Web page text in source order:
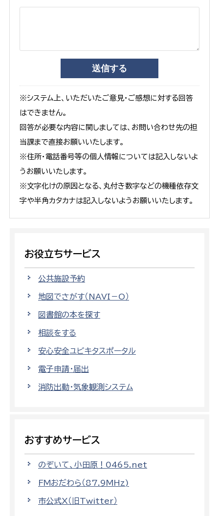
※システム上、いただいたご意見・ご感想に対する回答
はできません。
回答が必要な内容に関しましては、お問い合わせ先の担
当課まで直接お願いいたします。
※住所・電話番号等の個人情報については記入しないよ
うお願いいたします。
※文字化けの原因となる、丸付き数字などの機種依存文
字や半角カタカナは記入しないようお願いいたします。
お役立ちサービス
公共施設予約
地図でさがす（NAVI－O）
図書館の本を探す
相談をする
安心安全ユビキタスポータル
電子申請・届出
消防出動・気象観測システム
おすすめサービス
のぞいて、小田原！0465.net
FMおだわら（87.9MHz)
市公式X（旧Twitter）